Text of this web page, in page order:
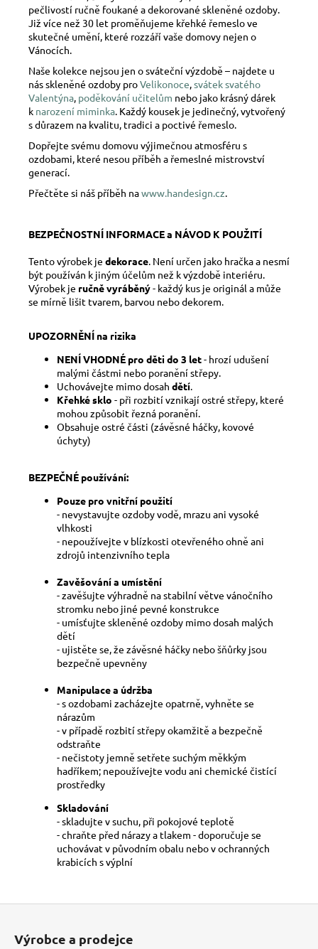
pečlivostí ručně foukané a dekorované skleněné ozdoby.
Již více než 30 let proměňujeme křehké řemeslo ve
skutečné umění, které rozzáří vaše domovy nejen o
Vánocích.
Naše kolekce nejsou jen o sváteční výzdobě – najdete u
nás skleněné ozdoby proVelikonoce,svátek svatého
Valentýna, poděkování učitelům nebo jako krásný dárek
k narození miminka. Každý kousek je jedinečný, vytvořený
s důrazem na kvalitu, tradici a poctivé řemeslo.
Dopřejte svému domovu výjimečnou atmosféru s
ozdobami, které nesou příběh a řemeslné mistrovství
generací.
Přečtěte si náš příběh nawww.handesign.cz.
BEZPEČNOSTNÍ INFORMACE a NÁVOD K POUŽITÍ
Tento výrobek je dekorace. Není určen jako hračka a nesmí
být používán k jiným účelům než k výzdobě interiéru.
Výrobek je ručně vyráběný- každý kus je originál a může
se mírně lišit tvarem, barvou nebo dekorem.
UPOZORNĚNÍ na rizika
NENÍ VHODNÉ pro děti do 3 let- hrozí udušení
malými částmi nebo poranění střepy.
Uchovávejte mimo dosah dětí.
Křehké sklo - při rozbití vznikají ostré střepy, které
mohou způsobit řezná poranění.
Obsahuje ostré části (závěsné háčky, kovové
úchyty)
BEZPEČNÉ používání:
Pouze pro vnitřní použití
- nevystavujte ozdoby vodě, mrazu ani vysoké
vlhkosti
- nepoužívejte v blízkosti otevřeného ohně ani
zdrojů intenzivního tepla
Zavěšování a umístění
- zavěšujte výhradně na stabilní větve vánočního
stromku nebo jiné pevné konstrukce
- umísťujte skleněné ozdoby mimo dosah malých
dětí
- ujistěte se, že závěsné háčky nebo šňůrky jsou
bezpečně upevněny
Manipulace a údržba
- s ozdobami zacházejte opatrně, vyhněte se
nárazům
- v případě rozbití střepy okamžitě a bezpečně
odstraňte
- nečistoty jemně setřete suchým měkkým
hadříkem; nepoužívejte vodu ani chemické čistící
prostředky
Skladování
- skladujte v suchu, při pokojové teplotě
- chraňte před nárazy a tlakem - doporučuje se
uchovávat v původním obalu nebo v ochranných
krabicích s výplní
Výrobce a prodejce